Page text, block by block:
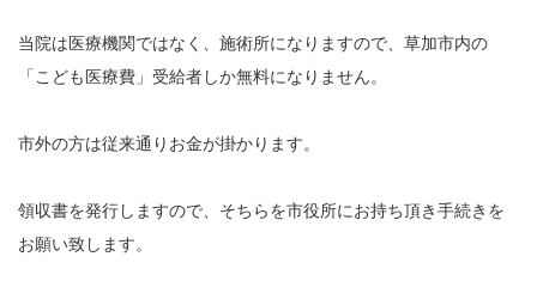
当院は医療機関ではなく、施術所になりますので、草加市内の
「こども医療費」受給者しか無料になりません。
市外の方は従来通りお金が掛かります。
領収書を発行しますので、そちらを市役所にお持ち頂き手続きを
お願い致します。